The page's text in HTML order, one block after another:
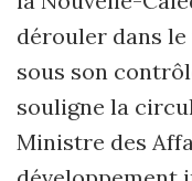
dérouler dans
sous son
souligne la
Ministre des